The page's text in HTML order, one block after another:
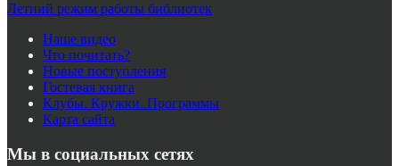
Летний режим работы библиотек
Наше видео
Что почитать?
Новые поступления
Гостевая книга
Клубы. Кружки. Программы
Карта сайта
Мы в социальных сетях